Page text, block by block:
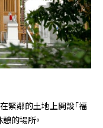
緊鄰的土地上開設「福
的場所。